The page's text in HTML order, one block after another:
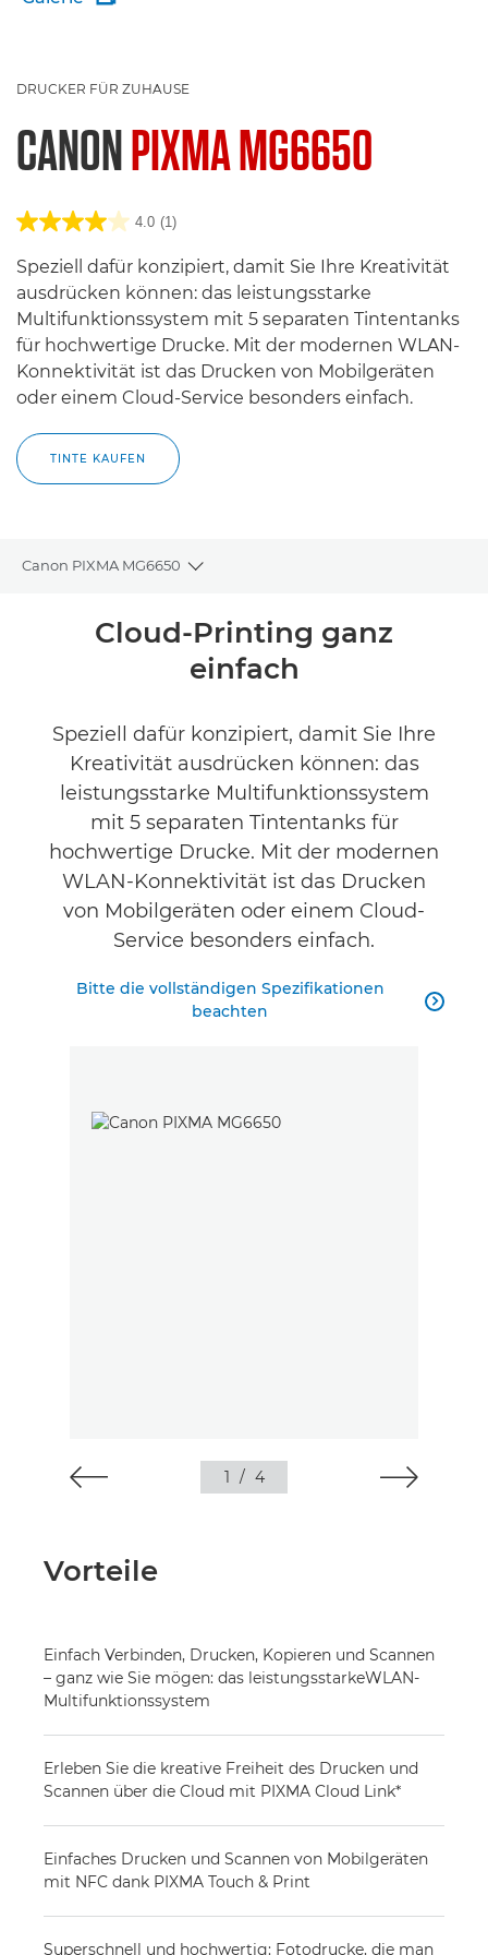
DRUCKER FÜR ZUHAUSE
CANONPIXMA MG6650
4.0 (1)
Speziell dafür konzipiert, damit Sie Ihre Kreativität
ausdrücken können: das leistungsstarke
Multifunktionssystem mit 5 separaten Tintentanks
für hochwertige Drucke. Mit der modernen WLAN-
Konnektivität ist das Drucken von Mobilgeräten
oder einem Cloud-Service besonders einfach.
TINTE KAUFEN
Canon PIXMA MG6650
Toggle breadcrumbs
Produktbewertungen
Support
Cloud-Printing ganz
einfach
Speziell dafür konzipiert, damit Sie Ihre
Kreativität ausdrücken können: das
leistungsstarke Multifunktionssystem
mit 5 separaten Tintentanks für
hochwertige Drucke. Mit der modernen
WLAN-Konnektivität ist das Drucken
von Mobilgeräten oder einem Cloud-
Service besonders einfach.
Bitte die vollständigen Spezifikationen
beachten

1 / 4
Vorteile
Einfach Verbinden, Drucken, Kopieren und Scannen
– ganz wie Sie mögen: das leistungsstarkeWLAN-
Multifunktionssystem
Erleben Sie die kreative Freiheit des Drucken und
Scannen über die Cloud mit PIXMA Cloud Link*
Einfaches Drucken und Scannen von Mobilgeräten
mit NFC dank PIXMA Touch & Print
Superschnell und hochwertig: Fotodrucke, die man